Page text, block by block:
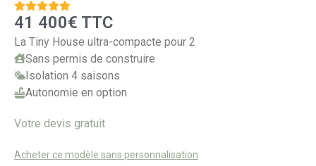
41 400€ TTC
La Tiny House ultra-compacte pour 2
Sans permis de construire
Isolation 4 saisons
Autonomie en option
Votre devis gratuit
Acheter ce modèle sans personnalisation